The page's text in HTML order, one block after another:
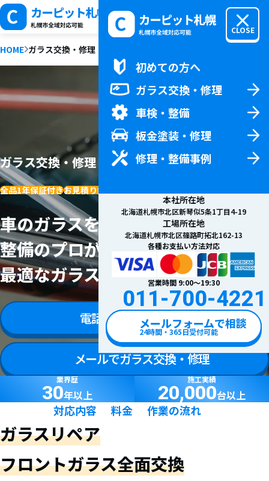
MENU
CLOSE
初めての方へ
初めての方へTOP
新着情報
会社概要
ガラス交換・修理
車検・整備
板金塗装・修理
修理・整備事例
本社所在地
北海道札幌市北区新琴似5条1丁目4-19
工場所在地
北海道札幌市北区篠路町拓北162-13
各種お支払い方法対応
営業時間 9:00〜19:30
011-700-4221
メールフォームで相談
24時間・365日受付可能
HOME ガラス交換・修理
ガラス交換・修理
全品1年保証付きお見積り無料
車のガラスを知り尽くした
整備のプロが
最適なガラス修理・交換をご提供
電話でガラス交換・修理
メールでガラス交換・修理
業界歴
30年以上
施工実績
20,000台以上
対応内容 料金 作業の流れ
ガラスリペア
フロントガラス全面交換